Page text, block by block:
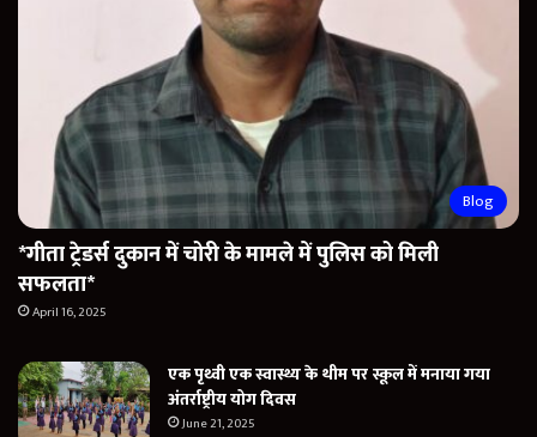
Blog
*गीता ट्रेडर्स दुकान में चोरी के मामले में पुलिस को मिली
सफलता*
April 16, 2025
एक पृथ्वी एक स्वास्थ्य के थीम पर स्कूल में मनाया गया
अंतर्राष्ट्रीय योग दिवस
June 21, 2025